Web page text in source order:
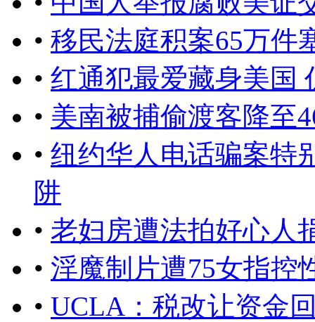
• 移民法庭积案65万件
• 红通犯最爱藏身美国
• 美南被捕偷渡客降至
• 纽约华人电话骗案特
阱
• 老妇房遭法拍好心人
• 淫魔制片遭75女指控
• UCLA：税改让资金